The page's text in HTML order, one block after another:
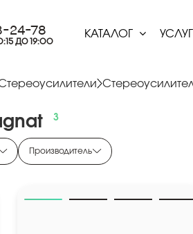
24-78
ДО 19:00
КАТАЛОГ
Производитель